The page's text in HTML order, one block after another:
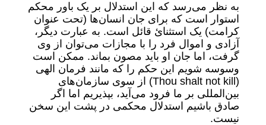
به نظر می‌رسد که این استدلال بر یک باور محکم
استوار است که برای جان انسان‌ها (تحت عنوان
کرامت) یک استثنائ قائل است. به عبارت دیگر،
آزادی و اموال فرد را با مجازات می‌توان از وی
گرفت، اما جان او باید مصون بماند. ممکن است
وسوسه شویم این حکم را که مانند فرمان الهی
(Thou shalt not kill) از سوی سازمان‌های
بین‌المللی بر ما فرود می‌آید، بپذیریم اما اگر
صادق باشیم استدلال محکمی در پشت این سخن
نیست.